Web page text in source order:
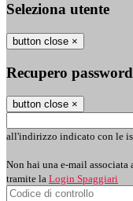
Seleziona utente
button close ×
Recupero password
button close ×
all'indirizzo indicato con le
Non hai una e-mail
tramite la Login Spaggiari